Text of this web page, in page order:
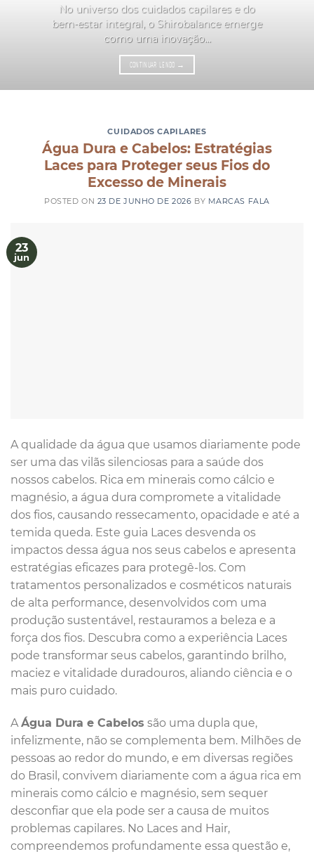
No universo dos cuidados capilares e do
bem-estar integral, o Shirobalance emerge
como uma inovação...
CONTINUAR LENDO →
CUIDADOS CAPILARES
Água Dura e Cabelos: Estratégias
Laces para Proteger seus Fios do
Excesso de Minerais
POSTED ON 23 DE JUNHO DE 2026 BY MARCAS FALA
23
jun
A qualidade da água que usamos diariamente pode
ser uma das vilãs silenciosas para a saúde dos
nossos cabelos. Rica em minerais como cálcio e
magnésio, a água dura compromete a vitalidade
dos fios, causando ressecamento, opacidade e até a
temida queda. Este guia Laces desvenda os
impactos dessa água nos seus cabelos e apresenta
estratégias eficazes para protegê-los. Com
tratamentos personalizados e cosméticos naturais
de alta performance, desenvolvidos com uma
produção sustentável, restauramos a beleza e a
força dos fios. Descubra como a experiência Laces
pode transformar seus cabelos, garantindo brilho,
maciez e vitalidade duradouros, aliando ciência e o
mais puro cuidado.
AÁgua Dura e Cabelos são uma dupla que,
infelizmente, não se complementa bem. Milhões de
pessoas ao redor do mundo, e em diversas regiões
do Brasil, convivem diariamente com a água rica em
minerais como cálcio e magnésio, sem sequer
desconfiar que ela pode ser a causa de muitos
problemas capilares. No Laces and Hair,
compreendemos profundamente essa questão e,